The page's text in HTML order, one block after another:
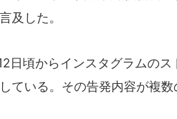
及した。
日頃からインスタグラムの
ている。その告発内容が複